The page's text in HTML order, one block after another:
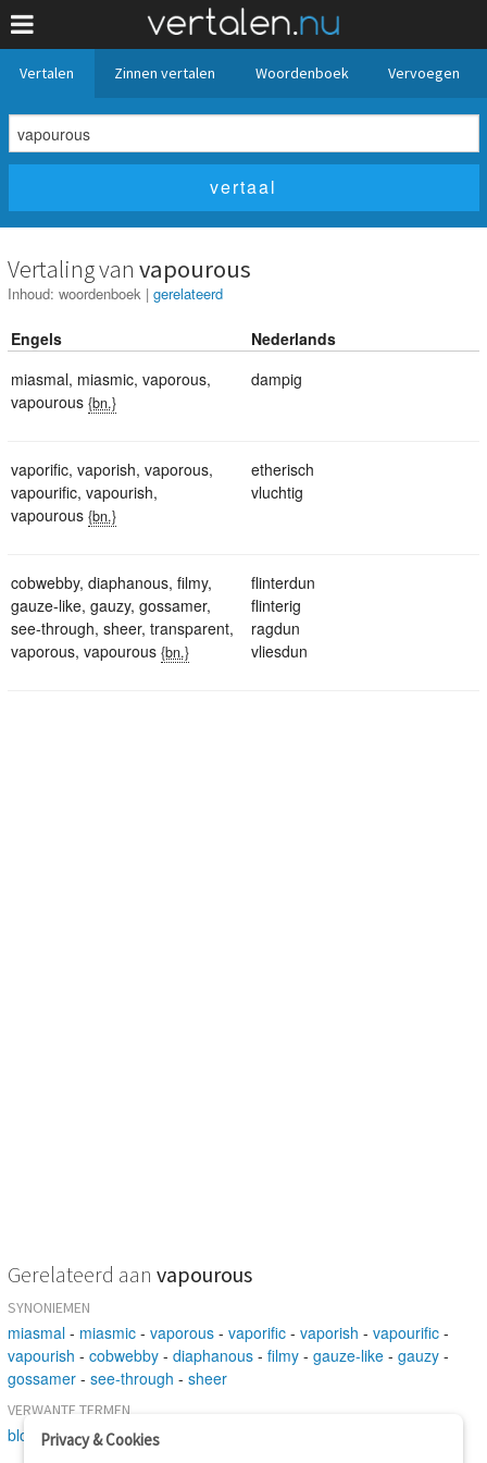
Vertalen Zinnen vertalen Woordenboek Vervoegen
Vertaling van vapourous
Inhoud: woordenboek | gerelateerd
Engels
Nederlands
miasmal, miasmic, vaporous,
vapourous {bn.}
dampig
vaporific, vaporish, vaporous,
vapourific, vapourish,
vapourous {bn.}
etherisch
vluchtig
cobwebby, diaphanous, filmy,
gauze-like, gauzy, gossamer,
see-through, sheer, transparent,
vaporous, vapourous {bn.}
flinterdun
flinterig
ragdun
vliesdun
Gerelateerd aan vapourous
SYNONIEMEN
miasmal - miasmic - vaporous - vaporific - vaporish - vapourific -
vapourish - cobwebby - diaphanous - filmy - gauze-like - gauzy -
gossamer - see-through - sheer
VERWANTE TERMEN
blown-erratic
Privacy & Cookies